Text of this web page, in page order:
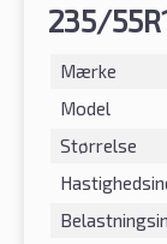
235/
Mærke
Model
Størrelse